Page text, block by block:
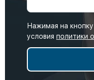
Нажимая на
условия политики